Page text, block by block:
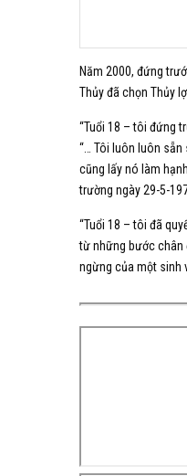
Năm 2000, đứng
Thủy đã chọn Thủy
“Tuổi 18 – tôi đứng
“… Tôi luôn luôn
cũng lấy nó làm
trường ngày 29-5-
“Tuổi 18 – tôi đã
từ những bước chân
ngừng của một sinh